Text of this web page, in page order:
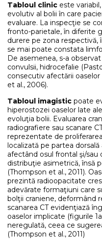
Tabloul clinic este
evolutiv al bolii în care
evaluare. La inspecţie se
fronto-parietale, în diferite
durere pe zona respectivă,
se mai poate constata
De asemenea, s-a
convulsii, hidrocefalie
consecutiv afectării
et al., 2006).
Tabloul imagistic poate
hiperostozei oaselor late
evoluţia bolii. Evaluarea
radiografiere sau scanare
reprezentate de
localizată pe partea
afectând osul frontal şi/sau
distribuţie asimetrică, însă
(Thompson et al., 2011).
prezintă radioopacitate
adevărate formaţiuni care
bolţii craniene, deformând
scanarea CT evidenţiază
oaselor implicate (figurile
neregulată, ceea ce
(Thompson et al., 2011)